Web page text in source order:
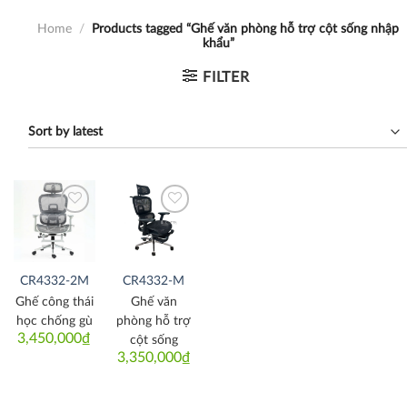
Home /
Products tagged “Ghế văn phòng hỗ trợ cột sống nhập
khẩu”
FILTER
Thích
CR4332-2M
3,450,000₫
Ghế công thái
học chống gù
Thích
CR4332-M
3,350,000₫
Ghế văn
phòng hỗ trợ
cột sống